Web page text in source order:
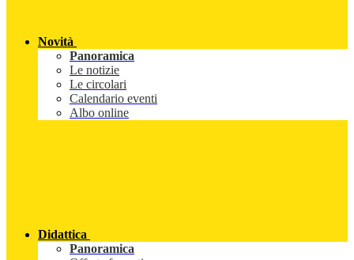
Novità
Panoramica
Le notizie
Le circolari
Calendario eventi
Albo online
Didattica
Panoramica